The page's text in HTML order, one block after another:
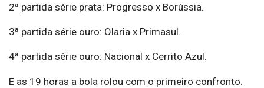
2ª partida série prata: Progresso x Borússia.
3ª partida série ouro: Olaria x Primasul.
4ª partida série ouro: Nacional x Cerrito Azul.
E as 19 horas a bola rolou com o primeiro confronto.